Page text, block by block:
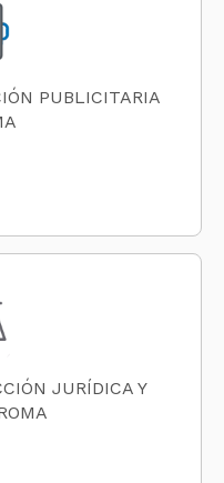
PUBLICITARIA
JURÍDICA Y